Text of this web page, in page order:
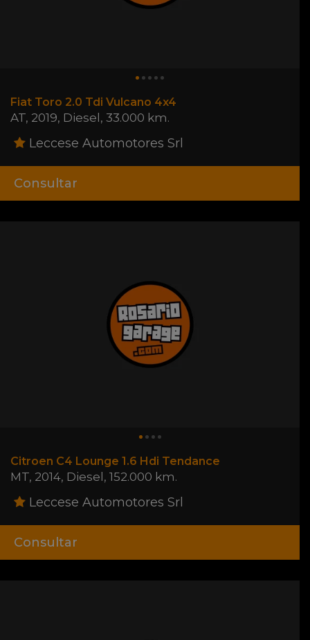
Fiat Toro 2.0 Tdi Vulcano 4x4
AT, 2019, Diesel , 33.000 km.
Leccese Automotores Srl
Consultar
Citroen C4 Lounge 1.6 Hdi Tendance
MT, 2014, Diesel, 152.000 km.
Leccese Automotores Srl
Consultar